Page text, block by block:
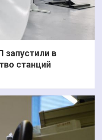
запустили в
станций